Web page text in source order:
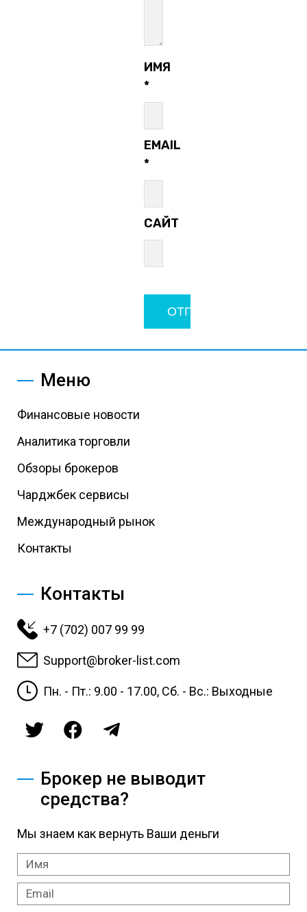
ИМЯ
*
EMAIL
*
САЙТ
Меню
Финансовые новости
Аналитика торговли
Обзоры брокеров
Чарджбек сервисы
Международный рынок
Контакты
Контакты
+7 (702) 007 99 99
Support@broker-list.com
Пн. - Пт.: 9.00 - 17.00, Сб. - Вс.: Выходные
Брокер не выводит
средства?
Мы знаем как вернуть Ваши деньги